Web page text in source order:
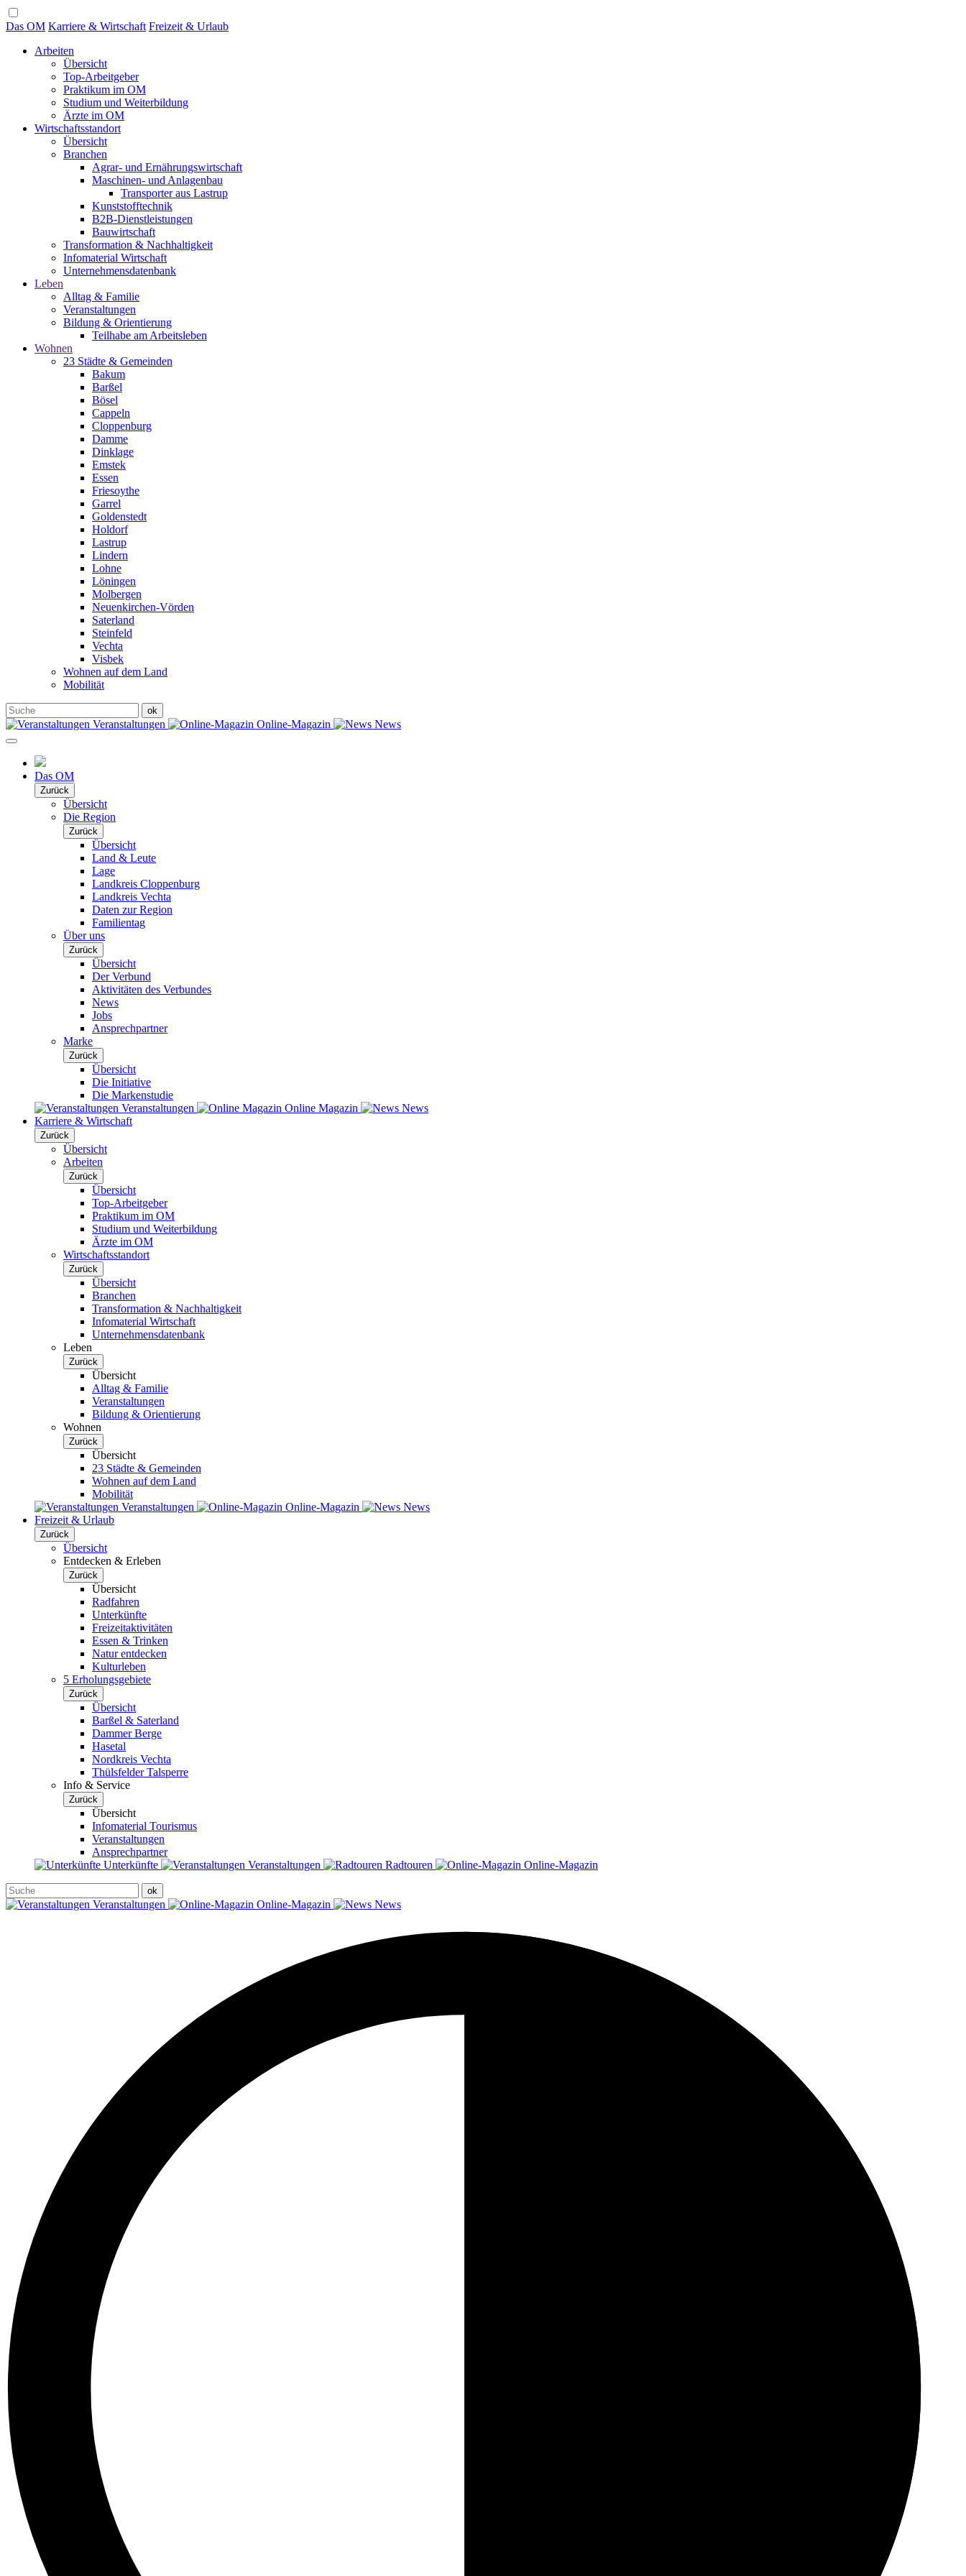
Das OM Karriere & Wirtschaft Freizeit & Urlaub
Arbeiten
Übersicht
Top-Arbeitgeber
Praktikum im OM
Studium und Weiterbildung
Ärzte im OM
Wirtschaftsstandort
Übersicht
Branchen
Agrar- und Ernährungswirtschaft
Maschinen- und Anlagenbau
Transporter aus Lastrup
Kunststofftechnik
B2B-Dienstleistungen
Bauwirtschaft
Transformation & Nachhaltigkeit
Infomaterial Wirtschaft
Unternehmensdatenbank
Leben
Alltag & Familie
Veranstaltungen
Bildung & Orientierung
Teilhabe am Arbeitsleben
Wohnen
23 Städte & Gemeinden
Bakum
Barßel
Bösel
Cappeln
Cloppenburg
Damme
Dinklage
Emstek
Essen
Friesoythe
Garrel
Goldenstedt
Holdorf
Lastrup
Lindern
Lohne
Löningen
Molbergen
Neuenkirchen-Vörden
Saterland
Steinfeld
Vechta
Visbek
Wohnen auf dem Land
Mobilität
Veranstaltungen Online-Magazin News
Das OM
Zurück
Übersicht
Die Region
Zurück
Übersicht
Land & Leute
Lage
Landkreis Cloppenburg
Landkreis Vechta
Daten zur Region
Familientag
Über uns
Zurück
Übersicht
Der Verbund
Aktivitäten des Verbundes
News
Jobs
Ansprechpartner
Marke
Zurück
Übersicht
Die Initiative
Die Markenstudie
Veranstaltungen
Online Magazin
News
Karriere & Wirtschaft
Zurück
Übersicht
Arbeiten
Zurück
Übersicht
Top-Arbeitgeber
Praktikum im OM
Studium und Weiterbildung
Ärzte im OM
Wirtschaftsstandort
Zurück
Übersicht
Branchen
Transformation & Nachhaltigkeit
Infomaterial Wirtschaft
Unternehmensdatenbank
Leben
Zurück
Übersicht
Alltag & Familie
Veranstaltungen
Bildung & Orientierung
Wohnen
Zurück
Übersicht
23 Städte & Gemeinden
Wohnen auf dem Land
Mobilität
Veranstaltungen
Online-Magazin
News
Freizeit & Urlaub
Zurück
Übersicht
Entdecken & Erleben
Zurück
Übersicht
Radfahren
Unterkünfte
Freizeitaktivitäten
Essen & Trinken
Natur entdecken
Kulturleben
5 Erholungsgebiete
Zurück
Übersicht
Barßel & Saterland
Dammer Berge
Hasetal
Nordkreis Vechta
Thülsfelder Talsperre
Info & Service
Zurück
Übersicht
Infomaterial Tourismus
Veranstaltungen
Ansprechpartner
Unterkünfte
Veranstaltungen Radtouren Online-Magazin
Veranstaltungen Online-Magazin News